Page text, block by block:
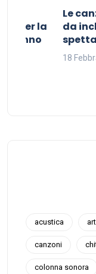
per la
sonno
Le
da
18
acustica
canzoni
colonna sonora